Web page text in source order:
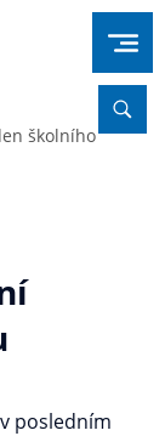
školního
posledním